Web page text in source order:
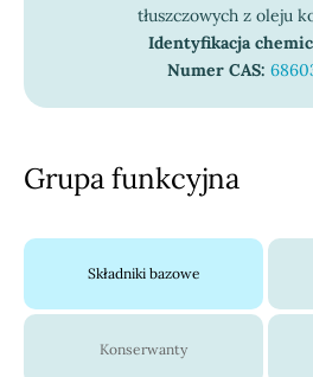
tłuszczowych z oleju
Identyfikacja
Numer CAS:
Grupa funkcyjna
Składniki bazowe
Konserwanty